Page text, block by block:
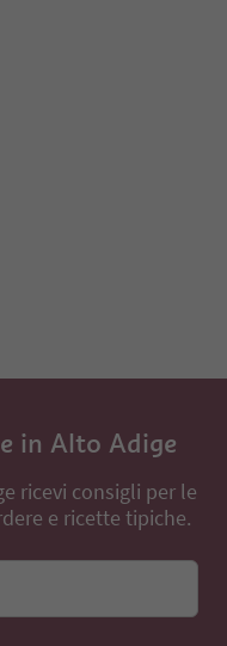
in Alto Adige
ricevi consigli per le
e ricette tipiche.